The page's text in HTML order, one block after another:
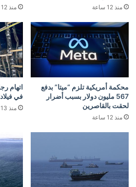
منذ 12 ساعة منذ 12 ساعة
محكمة أمريكية تلزم “ميتا” بدفع
567 مليون دولار بسبب أضرار
لحقت بالقاصرين
منذ 12 ساعة
اتهام
في
منذ 13 ساعة